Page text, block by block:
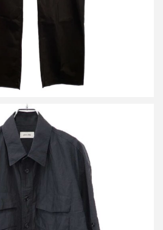
ショートスリーブユーティリティ
ツ SH1146 LF1399
買取金額15,000円